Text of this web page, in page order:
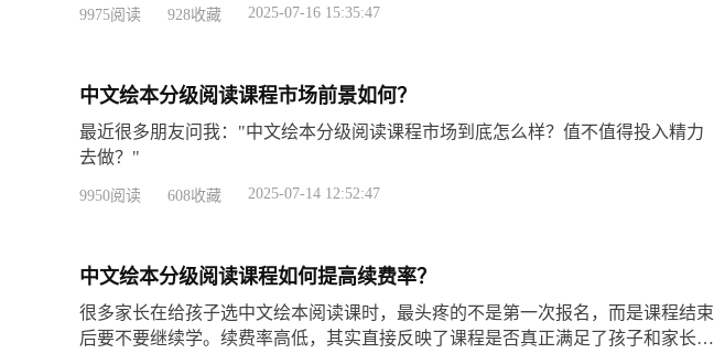
9975阅读 928收藏 2025-07-16 15:35:47
中文绘本分级阅读课程市场前景如何？
最近很多朋友问我："中文绘本分级阅读课程市场到底怎么样？值不值得投入精力
去做？"
9950阅读 608收藏 2025-07-14 12:52:47
中文绘本分级阅读课程如何提高续费率？
很多家长在给孩子选中文绘本阅读课时，最头疼的不是第一次报名，而是课程结束
后要不要继续学。续费率高低，其实直接反映了课程是否真正满足了孩子和家长的